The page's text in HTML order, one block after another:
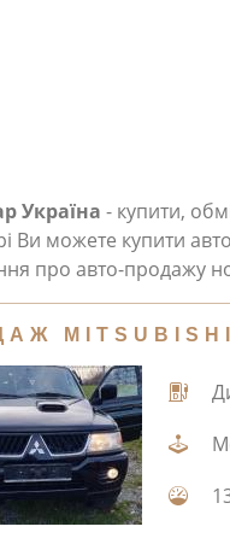
Україна - купити,
Ви можете купити
про авто-продажу